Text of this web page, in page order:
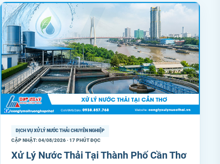
DỊCH VỤ XỬ LÝ NƯỚC THẢI CHUYÊN NGHIỆP
CẬP NHẬT: 04/08/2026 · 17 PHÚT ĐỌC
Xử Lý Nước Thải Tại Thành Phố Cần Thơ